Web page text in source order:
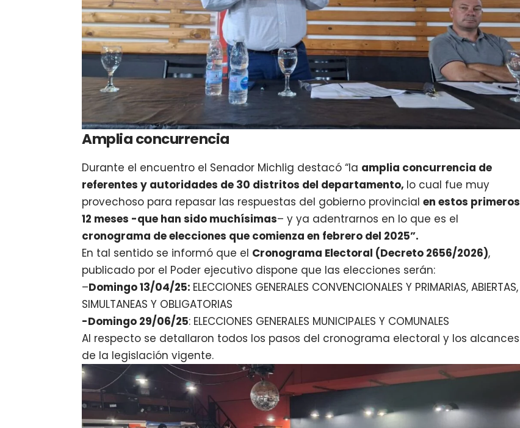
Amplia concurrencia
Durante el encuentro el Senador Michlig destacó “la amplia concurrencia de
referentes y autoridades de 30 distritos del departamento, lo cual fue muy
provechoso para repasar las respuestas del gobierno provincialen estos primeros
12 meses -que han sido muchísimas– y ya adentrarnos en lo que es el
cronograma de elecciones que comienza en febrero del 2025”.
En tal sentido se informó que el Cronograma Electoral (Decreto 2656/2026),
publicado por el Poder ejecutivo dispone que las elecciones serán:
–Domingo 13/04/25: ELECCIONES GENERALES CONVENCIONALES Y PRIMARIAS, ABIERTAS,
SIMULTANEAS Y OBLIGATORIAS
-Domingo 29/06/25: ELECCIONES GENERALES MUNICIPALES Y COMUNALES
Al respecto se detallaron todos los pasos del cronograma electoral y los alcances
de la legislación vigente.